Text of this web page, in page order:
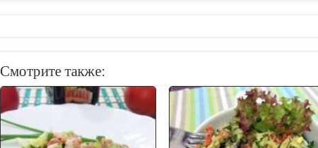
Смотрите также: